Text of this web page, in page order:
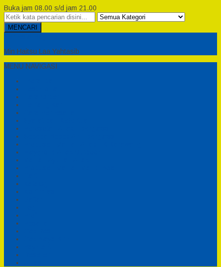
Buka jam 08.00 s/d jam 21.00
MENCARI
Min Haitsu Laa Yahtasib
MENU NAVIGASI